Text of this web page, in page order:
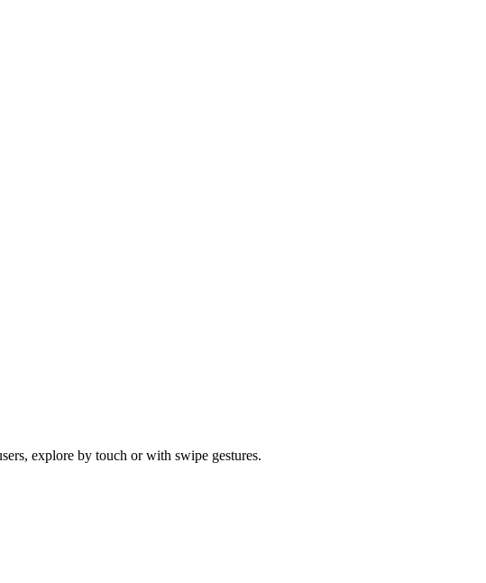
explore by touch or with swipe gestures.